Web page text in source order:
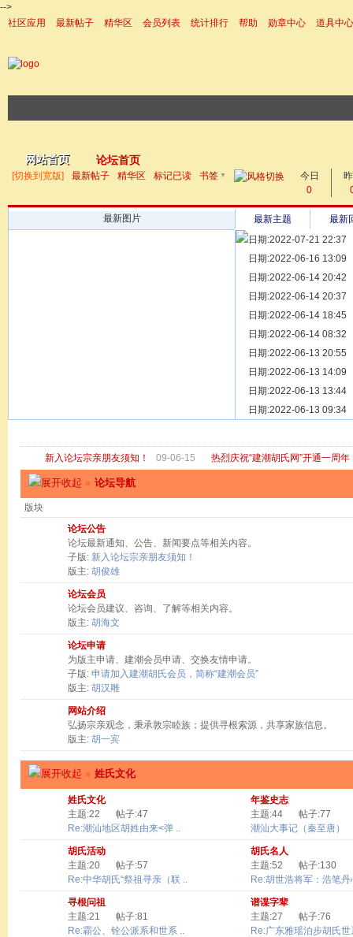
-->
社区应用
最新帖子 精华区 会员列表 统计排行 帮助 勋章中心
道具中心
网站首页 论坛首页
帖子
[切换到宽版] 最新帖子 精华区 标记已读 书签 ▼
今日
0
最新图片 最新主题
最新
日期:2022-07-21 22:37
[ 宗亲新闻 ] 同为宗亲，
日期:2022-06-16 13:09
[ 族谱知识 ] 漫话辈份
日期:2022-06-14 20:42
[ 族谱知识 ] 修族谱的用
日期:2022-06-14 20:37
[ 族谱知识 ] 一元等于多
日期:2022-06-14 18:45
[ 散文随笔 ] 写给远在天
日期:2022-06-14 08:32
[ 宗亲新闻 ] 关于“金鸡落
日期:2022-06-13 20:55
[ 庙堂宗祠 ] 洽礼祖祠
日期:2022-06-13 14:09
[ 庙堂宗祠 ] 京华胡氏二
日期:2022-06-13 13:44
[ 庙堂宗祠 ] 祖祠、家庙
日期:2022-06-13 09:34
新入论坛宗亲朋友须知！ 09-06-15 热烈庆祝“建潮胡氏网”开通一周年
» 论坛导航
版块
论坛公告
论坛最新通知、公告、新闻要点等相关内容。
子版: 新入论坛宗亲朋友须知！
版主: 胡俊雄
论坛会员
论坛会员建议、咨询、了解等相关内容。
版主: 胡海文
论坛申请
为版主申请、建潮会员申请、交换友情申请。
子版: 申请加入建潮胡氏会员，简称“建潮会员”
版主: 胡汉雕
网站介绍
弘扬宗亲观念，秉承敦宗睦族；提供寻根索源，共享家族信息。
版主: 胡一宾
» 姓氏文化
姓氏文化
主题:22
帖子:47
Re:潮汕地区胡姓由来<弹 ..
年鉴史志
主题:44
帖子:77
潮汕大事记（秦至唐）
胡氏活动
主题:20
帖子:57
Re:中华胡氏“祭祖寻亲（联 ..
胡氏名人
主题:52
帖子:130
Re:胡世浩将军：浩笔丹
寻根问祖
主题:21
帖子:81
Re:霸公、铨公派系和世系 ..
谱谍字辈
主题:27
帖子:76
Re:广东雅瑶泊步胡氏世